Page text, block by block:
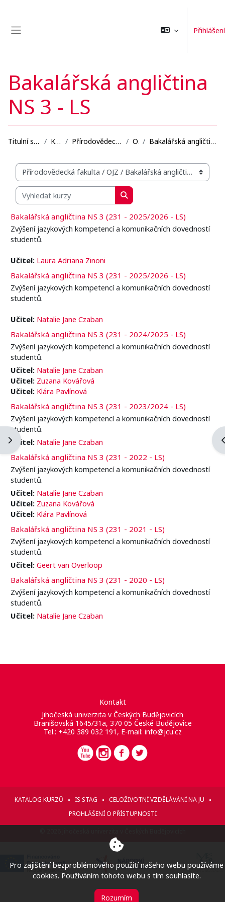
Přihlášení
Otevřít panel bloku
Bakalářská angličtina
NS 3 - LS
Titulní stránka Kurzy Přírodovědecká fakulta OJZ Bakalářská angličtina NS 3 - LS
Organizační struktura kurzů
Vyhledat kurzy
Vyhledat kurzy
Bakalářská angličtina NS 3 (231 - 2025/2026 - LS)
Zvýšení jazykových kompetencí a komunikačních dovedností
studentů.
Učitel: Laura Adriana Zinoni
Bakalářská angličtina NS 3 (231 - 2025/2026 - LS)
Zvýšení jazykových kompetencí a komunikačních dovedností
studentů.
Učitel: Natalie Jane Czaban
Bakalářská angličtina NS 3 (231 - 2024/2025 - LS)
Zvýšení jazykových kompetencí a komunikačních dovedností
studentů.
Učitel: Natalie Jane Czaban
Učitel: Zuzana Kovářová
Učitel: Klára Pavlínová
Bakalářská angličtina NS 3 (231 - 2023/2024 - LS)
Zvýšení jazykových kompetencí a komunikačních dovedností
studentů.
Učitel: Natalie Jane Czaban
Bakalářská angličtina NS 3 (231 - 2022 - LS)
Zvýšení jazykových kompetencí a komunikačních dovedností
studentů.
Učitel: Natalie Jane Czaban
Učitel: Zuzana Kovářová
Učitel: Klára Pavlínová
Bakalářská angličtina NS 3 (231 - 2021 - LS)
Zvýšení jazykových kompetencí a komunikačních dovedností
studentů.
Učitel: Geert van Overloop
Bakalářská angličtina NS 3 (231 - 2020 - LS)
Zvýšení jazykových kompetencí a komunikačních dovedností
studentů.
Učitel: Natalie Jane Czaban
Kontakt
Jihočeská univerzita v Českých Budějovicích
Branišovská 1645/31a, 370 05 České Budějovice
Tel.: +420 389 032 191, E-mail: info@jcu.cz
KATALOG KURZŮ IS STAG
CELOŽIVOTNÍ VZDĚLÁVÁNÍ NA JU
PROHLÁŠENÍ O PŘÍSTUPNOSTI
Pro zajištění bezproblémového použití našeho webu používáme
cookies. Používáním tohoto webu s tím souhlasíte.
Rozumím